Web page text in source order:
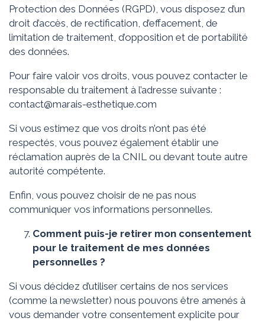
Protection des Données (RGPD), vous disposez d’un
droit d’accès, de rectification, d’effacement, de
limitation de traitement, d’opposition et de portabilité
des données.
Pour faire valoir vos droits, vous pouvez contacter le
responsable du traitement à l’adresse suivante :
contact@marais-esthetique.com
Si vous estimez que vos droits n’ont pas été
respectés, vous pouvez également établir une
réclamation auprès de la CNIL ou devant toute autre
autorité compétente.
Enfin, vous pouvez choisir de ne pas nous
communiquer vos informations personnelles.
Comment puis-je retirer mon consentement
pour le traitement de mes données
personnelles ?
Si vous décidez d’utiliser certains de nos services
(comme la newsletter) nous pouvons être amenés à
vous demander votre consentement explicite pour